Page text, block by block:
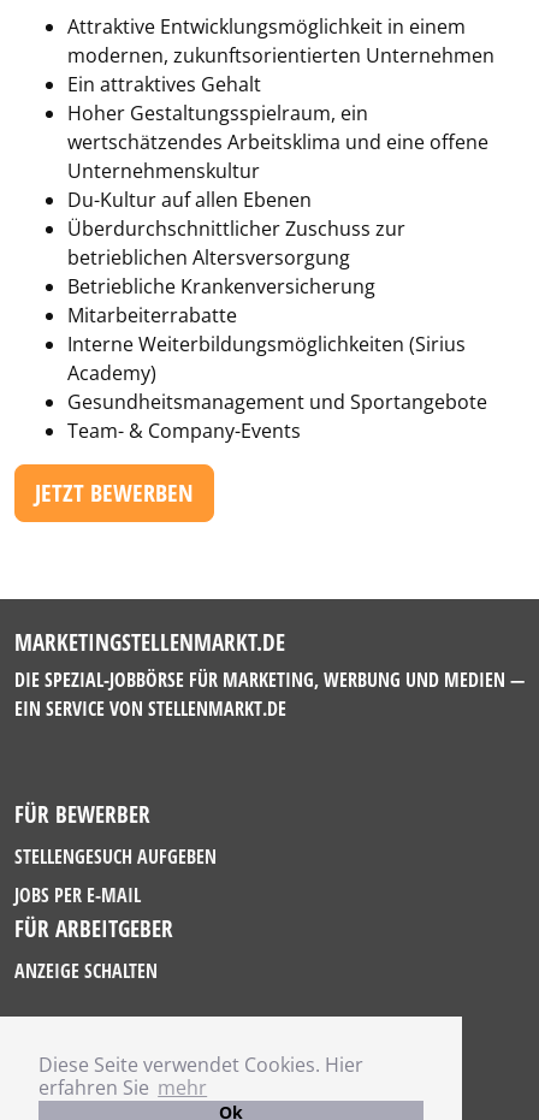
Diese Seite verwendet Cookies. Hier
erfahren Sie mehr
Ok
Attraktive Entwicklungsmöglichkeit in einem
modernen, zukunftsorientierten Unternehmen
Ein attraktives Gehalt
Hoher Gestaltungsspielraum, ein
wertschätzendes Arbeitsklima und eine offene
Unternehmenskultur
Du-Kultur auf allen Ebenen
Überdurchschnittlicher Zuschuss zur
betrieblichen Altersversorgung
Betriebliche Krankenversicherung
Mitarbeiterrabatte
Interne Weiterbildungsmöglichkeiten (Sirius
Academy)
Gesundheitsmanagement und Sportangebote
Team- & Company-Events
JETZT BEWERBEN
MARKETINGSTELLENMARKT.DE
DIE SPEZIAL-JOBBÖRSE FÜR MARKETING, WERBUNG UND MEDIEN —
EIN SERVICE VON STELLENMARKT.DE
FÜR BEWERBER
STELLENGESUCH AUFGEBEN
JOBS PER E-MAIL
FÜR ARBEITGEBER
ANZEIGE SCHALTEN
IMPRESSUM
DATENSCHUTZ